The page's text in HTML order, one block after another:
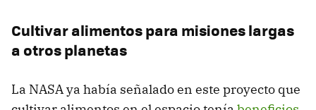
Cultivar alimentos para misiones largas
a otros planetas
La NASA ya había señalado en este proyecto que